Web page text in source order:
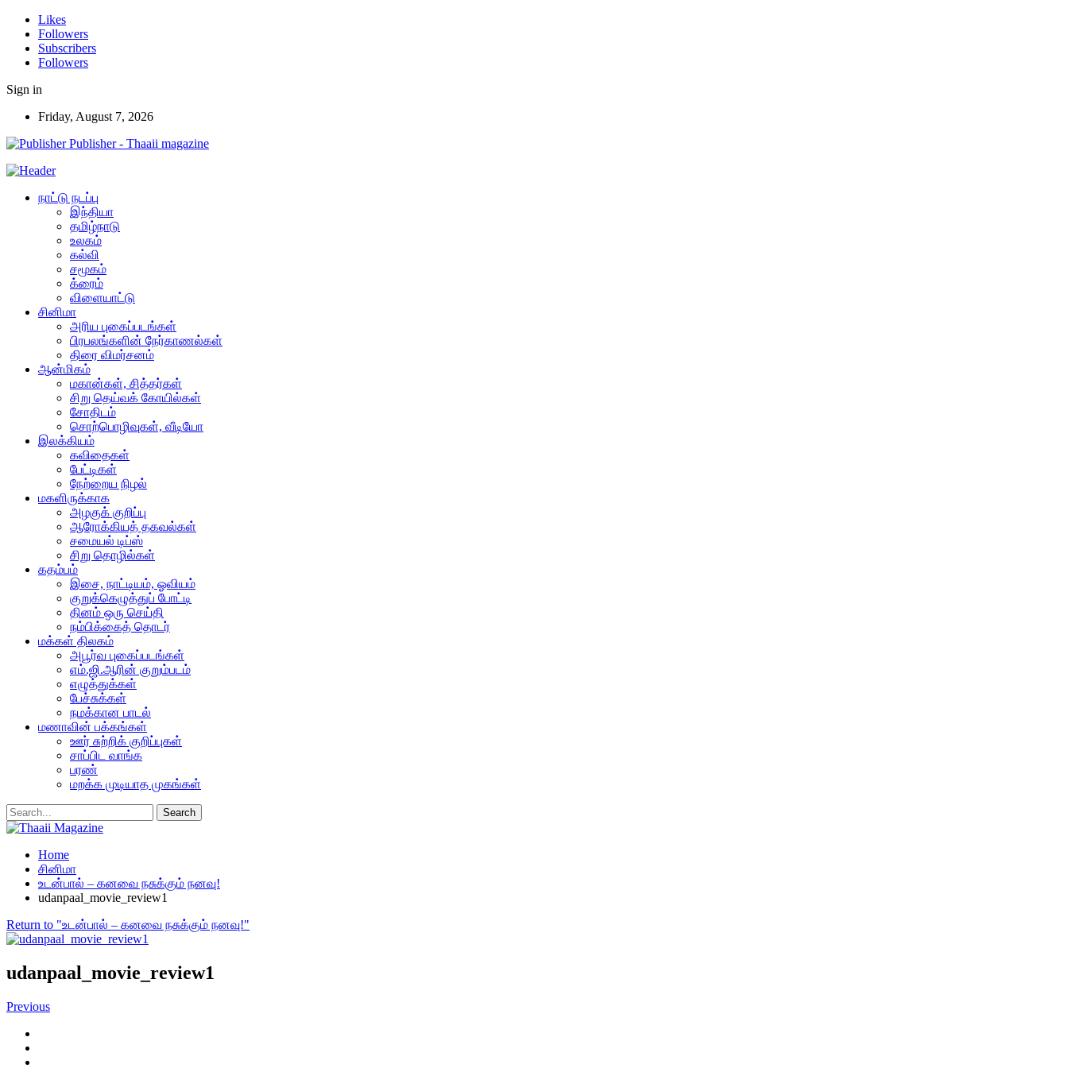
Likes
Followers
Subscribers
Followers
Sign in
Friday, August 7, 2026
Publisher - Thaaii magazine
நாட்டு நடப்பு
இந்தியா
தமிழ்நாடு
உலகம்
கல்வி
சமூகம்
க்ரைம்
விளையாட்டு
சினிமா
அரிய புகைப்படங்கள்
பிரபலங்களின் நேர்காணல்கள்
திரை விமர்சனம்
ஆன்மிகம்
மகான்கள், சித்தர்கள்
சிறு தெய்வக் கோயில்கள்
சோதிடம்
சொற்பொழிவுகள், வீடியோ
இலக்கியம்
கவிதைகள்
பேட்டிகள்
நேற்றைய நிழல்
மகளிருக்காக
அழகுக் குறிப்பு
ஆரோக்கியத் தகவல்கள்
சமையல் டிப்ஸ்
சிறு தொழில்கள்
கதம்பம்
இசை, நாட்டியம், ஓவியம்
குறுக்கெழுத்துப் போட்டி
தினம் ஒரு செய்தி
நம்பிக்கைத் தொடர்
மக்கள் திலகம்
அபூர்வ புகைப்படங்கள்
எம்.ஜி.ஆரின் குறும்படம்
எழுத்துக்கள்
பேச்சுக்கள்
நமக்கான பாடல்
மணாவின் பக்கங்கள்
ஊர் சுற்றிக் குறிப்புகள்
சாப்பிட வாங்க
பரண்
மறக்க முடியாத முகங்கள்
Home
சினிமா
உடன்பால் – கனவை நசுக்கும் நனவு!
udanpaal_movie_review1
Return to "உடன்பால் – கனவை நசுக்கும் நனவு!"
udanpaal_movie_review1
Previous